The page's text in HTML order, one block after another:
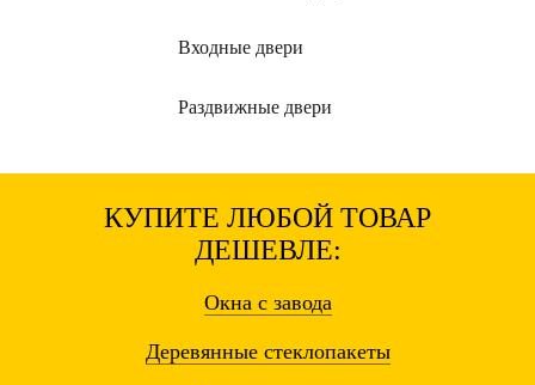
Входные двери
Раздвижные двери
КУПИТЕ ЛЮБОЙ ТОВАР
ДЕШЕВЛЕ:
Окнас завода
Деревянные стеклопакеты